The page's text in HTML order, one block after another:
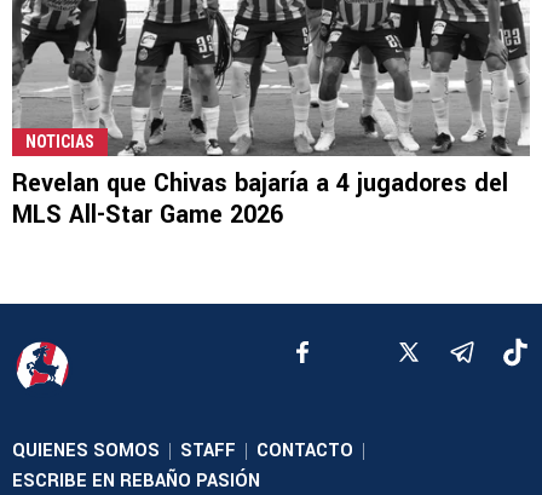
NOTICIAS
Revelan que Chivas bajaría a 4 jugadores del
MLS All-Star Game 2026
QUIENES SOMOS | STAFF | CONTACTO |
ESCRIBE EN REBAÑO PASIÓN